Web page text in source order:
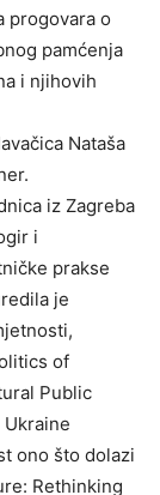
progovara o
pamćenja
i njihovih
Nataša
iz Zagreba
i
prakse
je
of
Public
ono što dolazi
Rethinking